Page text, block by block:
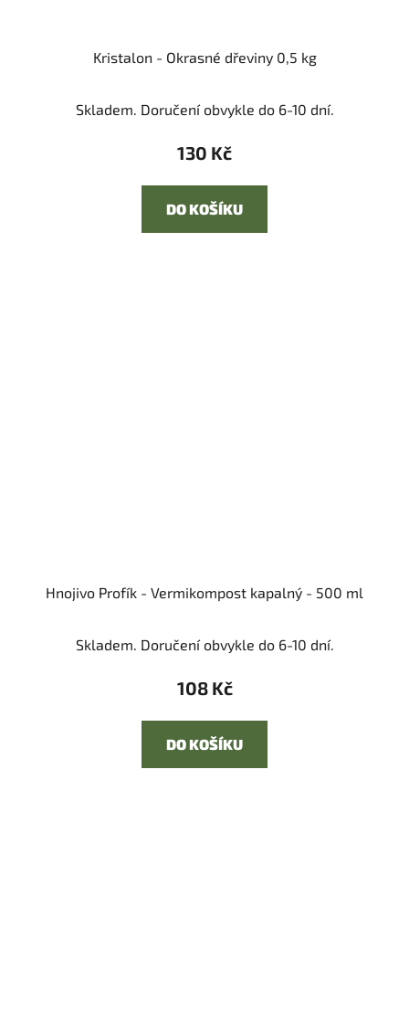
Kristalon - Okrasné dřeviny 0,5 kg
Skladem. Doručení obvykle do 6-10 dní.
130 Kč
DO KOŠÍKU
Hnojivo Profík - Vermikompost kapalný - 500 ml
Skladem. Doručení obvykle do 6-10 dní.
108 Kč
DO KOŠÍKU